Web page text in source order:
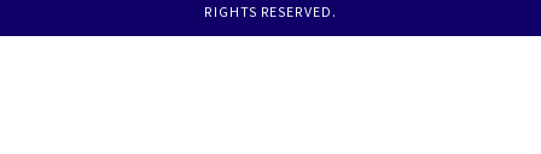
RIGHTS RESERVED.